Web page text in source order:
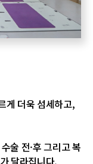
게 더욱 섬세하고,
술 전·후 그리고복
달라집니다.